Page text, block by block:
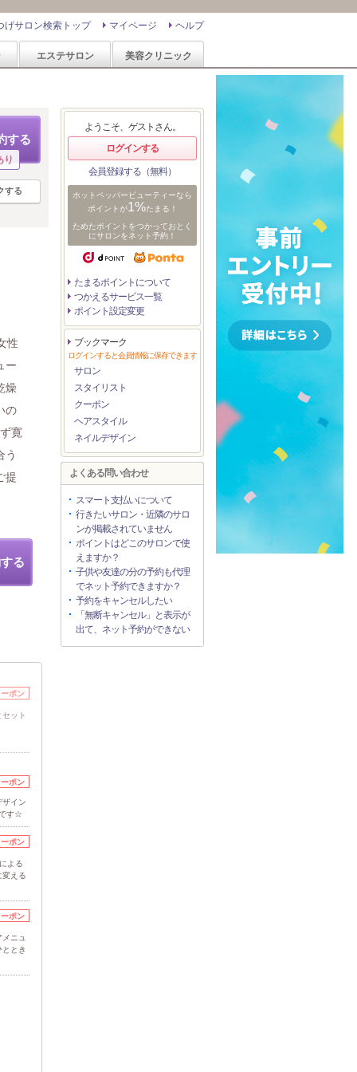
ヘルプ
マイページ
げサロン検索トップ
エステサロン 美容クリニック
する
り
する
性
ー
燥
の
寛
う
提
る
ポン
ット
ポン
イン
す☆
ポン
よる
変える
ポン
ニュ
とき
ようこそ、ゲストさん。
ログインする
会員登録する（無料）
ホットペッパービューティーなら
ポイントが1%たまる！
ためたポイントをつかっておとく
にサロンをネット予約！
たまるポイントについて
つかえるサービス一覧
ポイント設定変更
ブックマーク
ログインすると会員情報に保存できます
サロン
スタイリスト
クーポン
ヘアスタイル
ネイルデザイン
よくある問い合わせ
スマート支払いについて
行きたいサロン・近隣のサロ
ンが掲載されていません
ポイントはどこのサロンで使
えますか？
子供や友達の分の予約も代理
でネット予約できますか？
予約をキャンセルしたい
「無断キャンセル」と表示が
出て、ネット予約ができない